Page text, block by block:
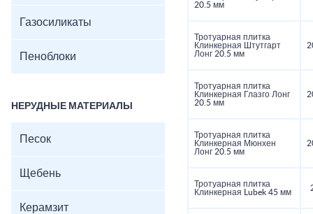
Газосиликаты
Пеноблоки
НЕРУДНЫЕ МАТЕРИАЛЫ
Песок
Щебень
Керамзит
20.5 мм
Тротуарная плитка
Клинкерная Штутгарт
Лонг 20.5 мм
Тротуарная плитка
Клинкерная Глазго Лонг
20.5 мм
Тротуарная плитка
Клинкерная Мюнхен
Лонг 20.5 мм
Тротуарная плитка
Клинкерная Lubek 45 мм